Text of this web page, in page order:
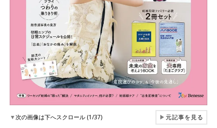
▼次の画像は下へスクロール (1/37) ▶元記事を見る